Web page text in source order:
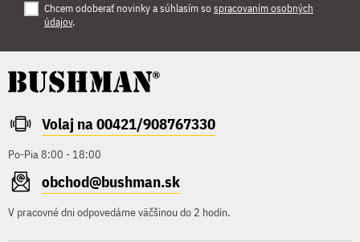
Chcem odoberať novinky a súhlasím so spracovaním osobných
údajov.
Volaj na 00421/908767330
Po-Pia 8:00 - 18:00
obchod@bushman.sk
V pracovné dni odpovedáme väčšinou do 2 hodín.